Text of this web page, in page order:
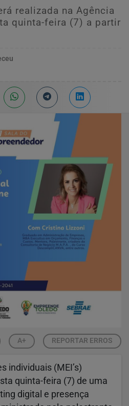
realizada na Agência
quinta-feira (7) a partir
A+ REPORTAR ERROS
individuais (MEI’s)
quinta-feira (7) de uma
digital e presença